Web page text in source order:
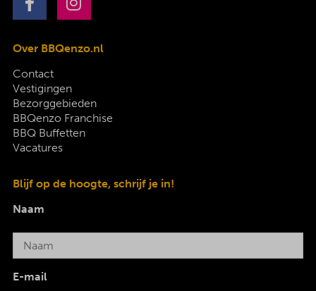
Over BBQenzo.nl
Contact
Vestigingen
Bezorggebieden
BBQenzo Franchise
BBQ Buffetten
Vacatures
Blijf op de hoogte, schrijf je in!
Naam
E-mail